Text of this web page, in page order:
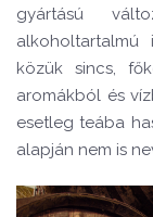
gyártású
alkoholtartalmú
közük sincs,
aromákból és
esetleg teába
alapján nem is